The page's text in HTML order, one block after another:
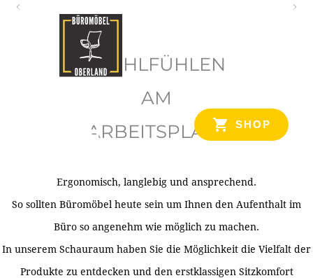
SHOP
WOHLFÜHLEN
AM
ARBEITSPLATZ
Ergonomisch, langlebig und ansprechend.
So sollten Büromöbel heute sein um Ihnen den Aufenthalt im
Büro so angenehm wie möglich zu machen.
In unserem Schauraum haben Sie die Möglichkeit die Vielfalt der
Produkte zu entdecken und den erstklassigen Sitzkomfort